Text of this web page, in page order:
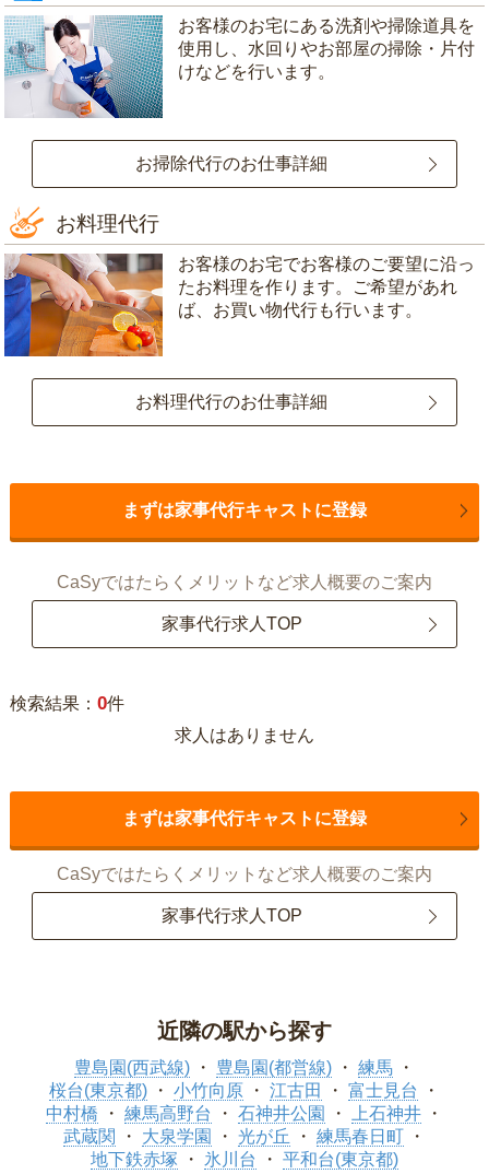
お客様のお宅にある洗剤や掃除道具を
使用し、水回りやお部屋の掃除・片付
けなどを行います。
お掃除代行のお仕事詳細
お料理代行
お客様のお宅でお客様のご要望に沿っ
たお料理を作ります。ご希望があれ
ば、お買い物代行も行います。
お料理代行のお仕事詳細
まずは家事代行キャストに登録
CaSyではたらくメリットなど求人概要のご案内
家事代行求人TOP
検索結果： 0件
求人はありません
まずは家事代行キャストに登録
CaSyではたらくメリットなど求人概要のご案内
家事代行求人TOP
近隣の駅から探す
豊島園(西武線) 豊島園(都営線)
練馬
桜台(東京都)
小竹向原 江古田
富士見台
中村橋
練馬高野台 石神井公園
上石神井
武蔵関
大泉学園 光が丘
練馬春日町
地下鉄赤塚
氷川台 平和台(東京都)